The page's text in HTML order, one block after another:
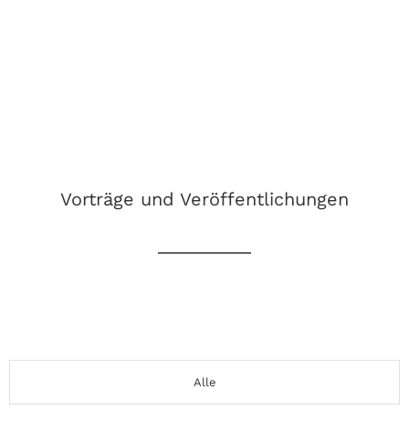
Vorträge und Veröffentlichungen
Alle